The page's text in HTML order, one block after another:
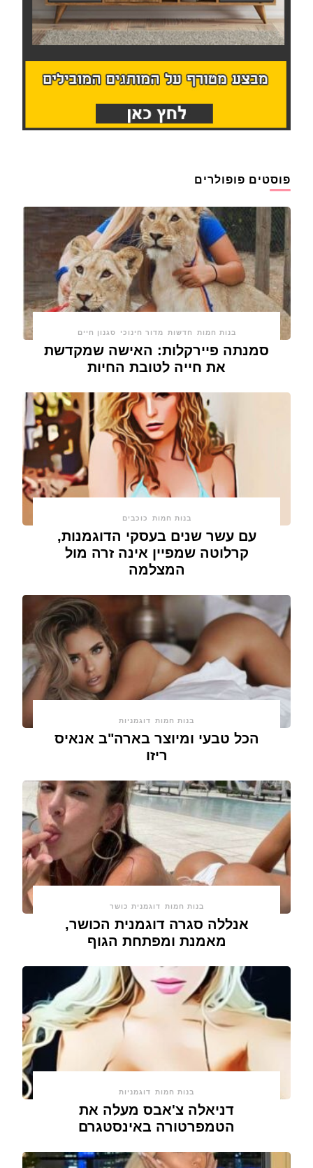
פוסטים פופולרים
בנות חמות חדשות מדור חינוכי סגנון חיים
סמנתה פיירקלות: האישה שמקדשת
את חייה לטובת החיות
בנות חמות כוכבים
עם עשר שנים בעסקי הדוגמנות,
קרלוטה שמפיין אינה זרה מול
המצלמה
בנות חמות דוגמניות
הכל טבעי ומיוצר בארה"ב אנאיס
ריזו
בנות חמות דוגמנית כושר
אנללה סגרה דוגמנית הכושר,
מאמנת ומפתחת הגוף
בנות חמות דוגמניות
דניאלה צ'אבס מעלה את
הטמפרטורה באינסטגרם